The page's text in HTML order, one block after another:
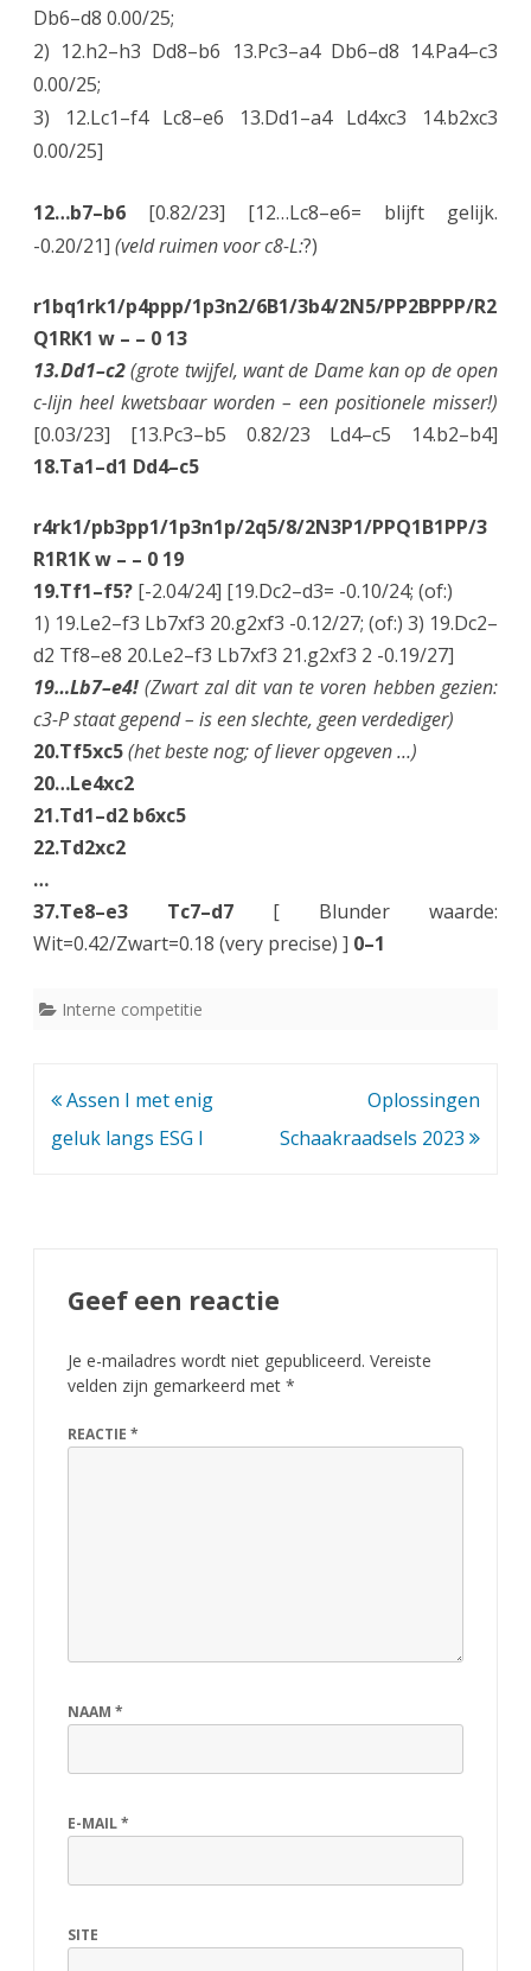
Db6–d8 0.00/25;
2) 12.h2–h3 Dd8–b6 13.Pc3–a4 Db6–d8 14.Pa4–c3
0.00/25;
3) 12.Lc1–f4 Lc8–e6 13.Dd1–a4 Ld4xc3 14.b2xc3
0.00/25]
12…b7–b6 [0.82/23] [12…Lc8–e6= blijft gelijk.
-0.20/21] (veld ruimen voor c8-L:?)
r1bq1rk1/p4ppp/1p3n2/6B1/3b4/2N5/PP2BPPP/R2
Q1RK1 w – – 0 13
13.Dd1–c2(grote twijfel, want de Dame kan op de open
c-lijn heel kwetsbaar worden – een positionele misser!)
[0.03/23] [13.Pc3–b5 0.82/23 Ld4–c5 14.b2–b4]
18.Ta1–d1 Dd4–c5
r4rk1/pb3pp1/1p3n1p/2q5/8/2N3P1/PPQ1B1PP/3
R1R1K w – – 0 19
19.Tf1–f5? [-2.04/24] [19.Dc2–d3= -0.10/24; (of:)
1) 19.Le2–f3 Lb7xf3 20.g2xf3 -0.12/27; (of:) 3) 19.Dc2–
d2 Tf8–e8 20.Le2–f3 Lb7xf3 21.g2xf3 2 -0.19/27]
19…Lb7–e4! (Zwart zal dit van te voren hebben gezien:
c3-P staat gepend – is een slechte, geen verdediger)
20.Tf5xc5(het beste nog; of liever opgeven …)
20…Le4xc2
21.Td1–d2 b6xc5
22.Td2xc2
…
37.Te8–e3 Tc7–d7 [ Blunder waarde:
Wit=0.42/Zwart=0.18 (very precise) ] 0–1
Interne competitie
Bericht
navigatie
Assen I met enig
geluk langs ESG I
Oplossingen
Schaakraadsels 2023
Geef een reactie
Je e-mailadres wordt niet gepubliceerd. Vereiste
velden zijn gemarkeerd met *
REACTIE *
NAAM *
E-MAIL*
SITE